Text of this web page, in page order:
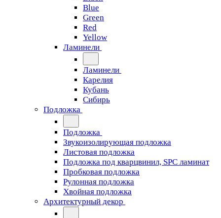
Blue
Green
Red
Yellow
Ламинели
Ламинели
Карелия
Кубань
Сибирь
Подложка
Подложка
Звукоизолирующая подложка
Листовая подложка
Подложка под кварцвинил, SPC ламинат
Пробковая подложка
Рулонная подложка
Хвойная подложка
Архитектурный декор